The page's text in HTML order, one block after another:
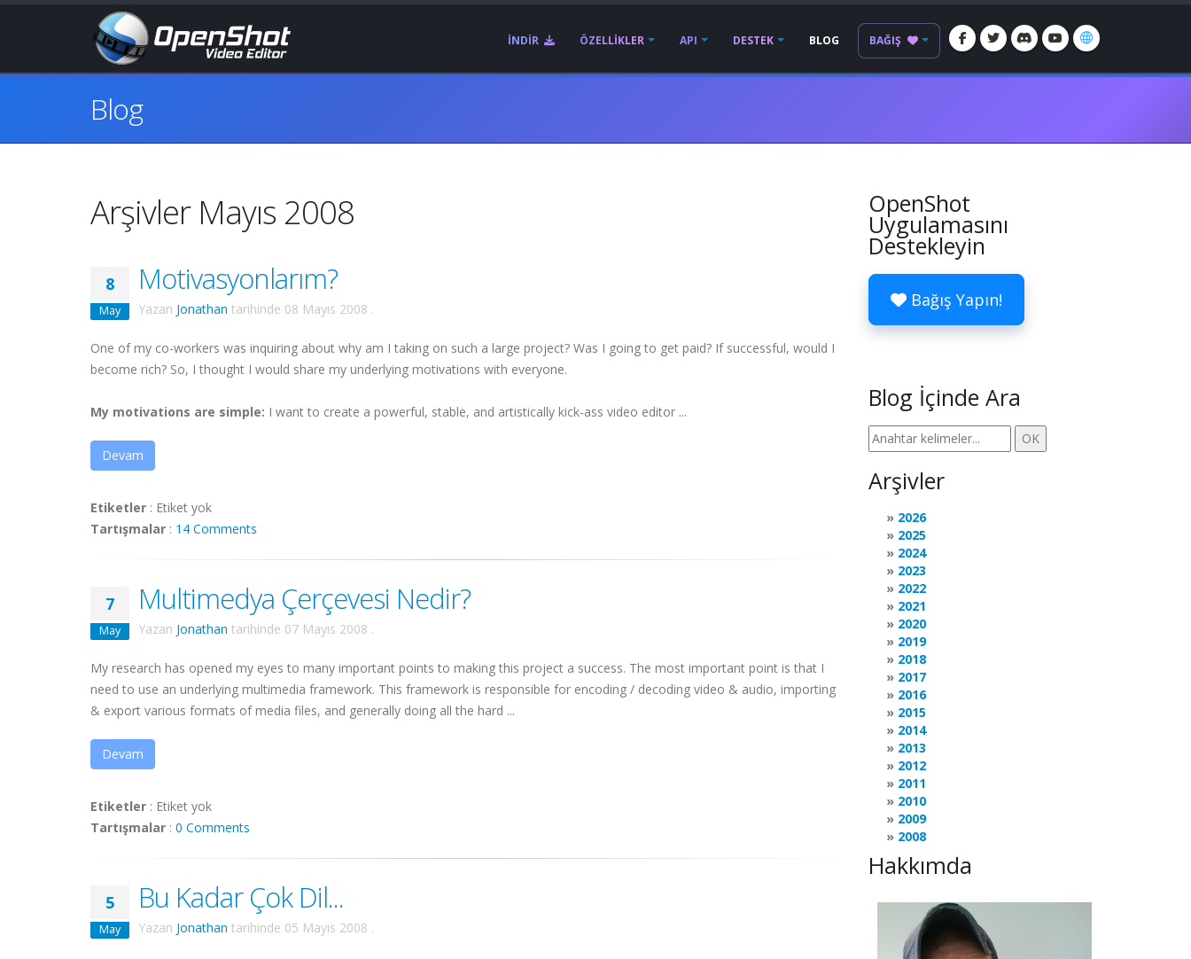
İNDIR ÖZELLIKLER API DESTEK BLOG BAĞIŞ
Blog
Arşivler Mayıs 2008
8
May
Motivasyonlarım?
Yazan Jonathan tarihinde 08 Mayıs 2008 .
One of my co-workers was inquiring about why am I taking on such a large project? Was I going to get paid? If successful, would I
become rich? So, I thought I would share my underlying motivations with everyone.
My motivations are simple: I want to create a powerful, stable, and artistically kick-ass video editor ...
Devam
Etiketler : Etiket yok
Tartışmalar : 14 Comments
7
May
Multimedya Çerçevesi Nedir?
Yazan Jonathan tarihinde 07 Mayıs 2008 .
My research has opened my eyes to many important points to making this project a success. The most important point is that I
need to use an underlying multimedia framework. This framework is responsible for encoding / decoding video & audio, importing
& export various formats of media files, and generally doing all the hard ...
Devam
Etiketler : Etiket yok
Tartışmalar : 0 Comments
5
May
Bu Kadar Çok Dil...
Yazan Jonathan tarihinde 05 Mayıs 2008 .
OpenShot
Uygulamasını
Destekleyin
Bağış Yapın!
Blog İçinde Ara
Arşivler
2026
2025
2024
2023
2022
2021
2020
2019
2018
2017
2016
2015
2014
2013
2012
2011
2010
2009
2008
Hakkımda